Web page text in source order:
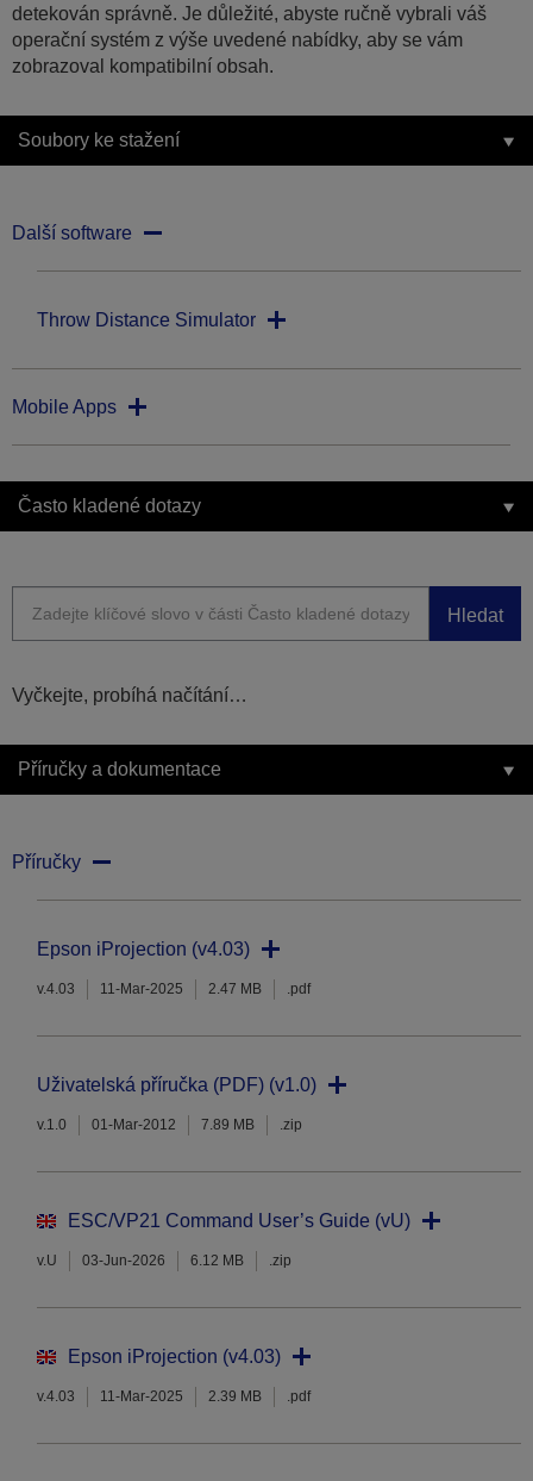
detekován správně. Je důležité, abyste ručně vybrali váš
operační systém z výše uvedené nabídky, aby se vám
zobrazoval kompatibilní obsah.
Soubory ke stažení
Další software
Throw Distance Simulator
Mobile Apps
Často kladené dotazy
Hledat
Vyčkejte, probíhá načítání…
Příručky a dokumentace
Příručky
Epson iProjection (v4.03)
v.4.03 11-Mar-2025 2.47 MB .pdf
Uživatelská příručka (PDF) (v1.0)
v.1.0 01-Mar-2012 7.89 MB .zip
ESC/VP21 Command User’s Guide (vU)
v.U 03-Jun-2026 6.12 MB .zip
Epson iProjection (v4.03)
v.4.03 11-Mar-2025 2.39 MB .pdf